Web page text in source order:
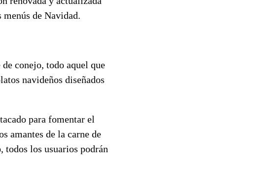
de Navidad.
conejo, todo aquel que
navideños diseñados
para fomentar el
amantes de la carne de
todos los usuarios podrán